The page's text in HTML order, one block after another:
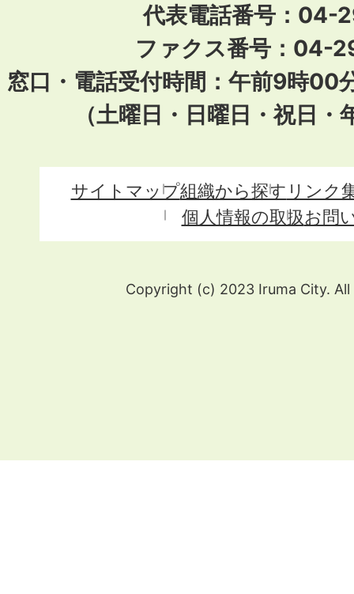
代表電話番号：04-
ファクス番号：04-
窓口・電話受付時間：午前9時00
（土曜日・日曜日・祝日
サイトマップ組織から探す リンク
個人情報の取扱お問
Copyright (c) 2023 Iruma City. All